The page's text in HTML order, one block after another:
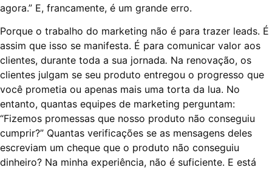
agora.” E, francamente, é um grande erro.
Porque o trabalho do marketing não é para trazer leads. É
assim que isso se manifesta. É para comunicar valor aos
clientes, durante toda a sua jornada. Na renovação, os
clientes julgam se seu produto entregou o progresso que
você prometia ou apenas mais uma torta da lua. No
entanto, quantas equipes de marketing perguntam:
“Fizemos promessas que nosso produto não conseguiu
cumprir?” Quantas verificações se as mensagens deles
escreviam um cheque que o produto não conseguiu
dinheiro? Na minha experiência, não é suficiente. E está